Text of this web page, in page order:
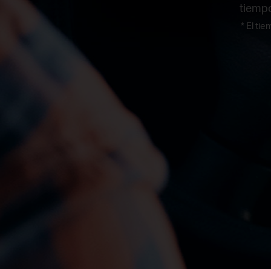
* El